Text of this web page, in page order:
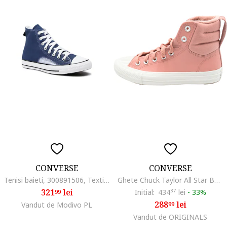
CONVERSE
Tenisi baieti, 300891506, Textil, Albastru marin, Bleumarin
32199lei
Vandut de Modivo PL
CONVERSE
Ghete Chuck Taylor All Star Berkshire, Roz
Initial: 43437 lei - 33%
28899lei
Vandut de ORIGINALS